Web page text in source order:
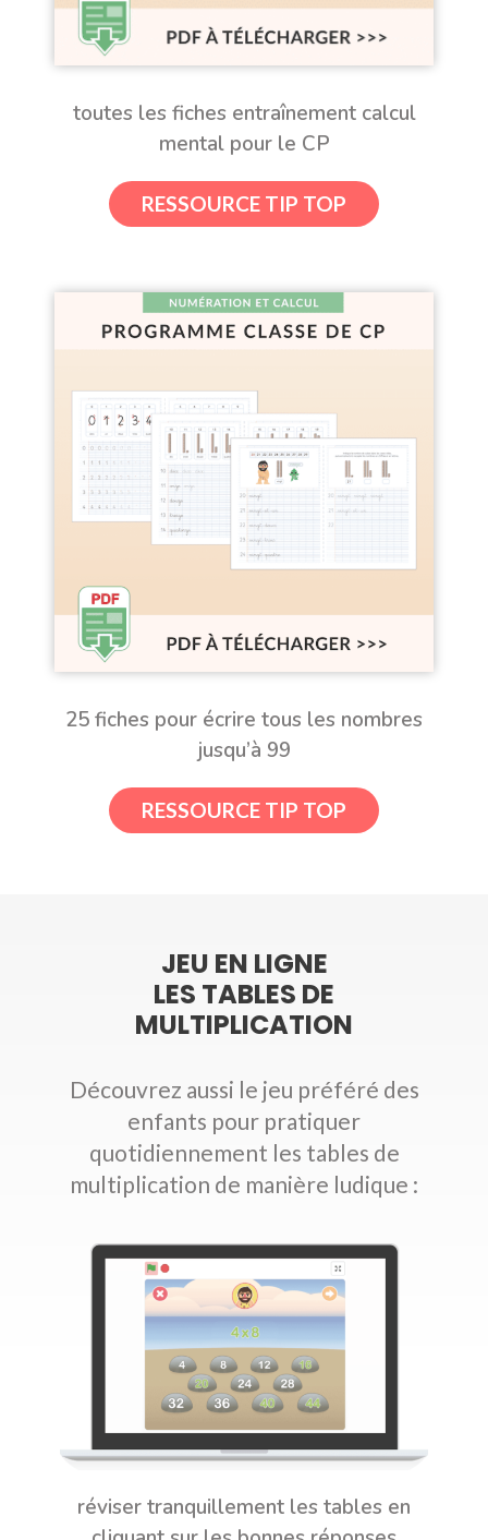
toutes les fiches entraînement calcul
mental pour le CP
RESSOURCE TIP TOP
25 fiches pour écrire tous les nombres
jusqu’à 99
RESSOURCE TIP TOP
JEU EN LIGNE
LES TABLES DE
MULTIPLICATION
Découvrez aussi le jeu préféré des
enfants pour pratiquer
quotidiennement les tables de
multiplication de manière ludique :
réviser tranquillement les tables en